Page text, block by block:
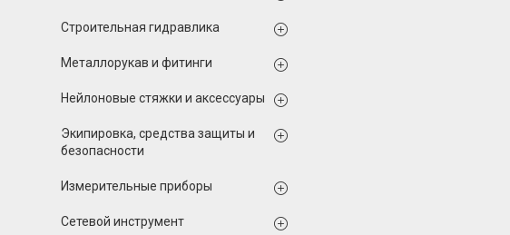
Строительная гидравлика
Металлорукав и фитинги
Нейлоновые стяжки и аксессуары
Экипировка, средства защиты и
безопасности
Измерительные приборы
Сетевой инструмент